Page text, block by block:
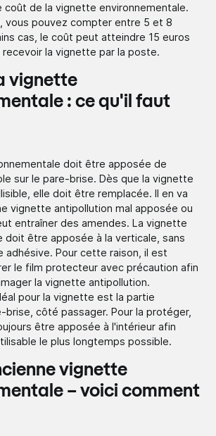
coût de la vignette environnementale.
vous pouvez compter entre 5 et 8
cas, le coût peut atteindre 15 euros
la vignette par la poste.
vignette
: ce qu'il faut
doit être apposée de
sur le pare-brise. Dès que la vignette
elle doit être remplacée. Il en va
vignette antipollution mal apposée ou
entraîner des amendes. La vignette
doit être apposée à la verticale, sans
adhésive. Pour cette raison, il est
le film protecteur avec précaution afin
la vignette antipollution.
pour la vignette est la partie
brise, côté passager. Pour la protéger,
être apposée à l'intérieur afin
le plus longtemps possible.
vignette
– voici comment